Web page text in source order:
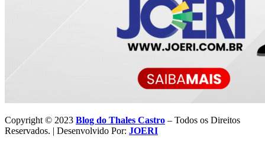
Copyright © 2023 Blog do Thales Castro – Todos os Direitos
Reservados. | Desenvolvido Por: JOERI